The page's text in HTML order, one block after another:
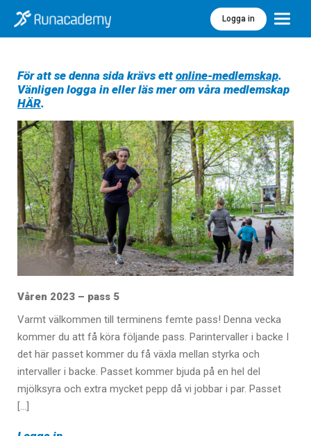
Logga in Meny
För att se denna sida krävs ett online-medlemskap.
Vänligen logga in eller läs mer om våra medlemskap
HÄR.
Våren 2023 – pass 5
Varmt välkommen till terminens femte pass! Denna vecka
kommer du att få köra följande pass. Parintervaller i backe I
det här passet kommer du få växla mellan styrka och
intervaller i backe. Passet kommer bjuda på en hel del
mjölksyra och extra mycket pepp då vi jobbar i par. Passet
[…]